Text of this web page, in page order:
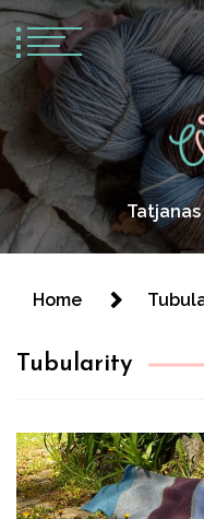
Home
Tubularity